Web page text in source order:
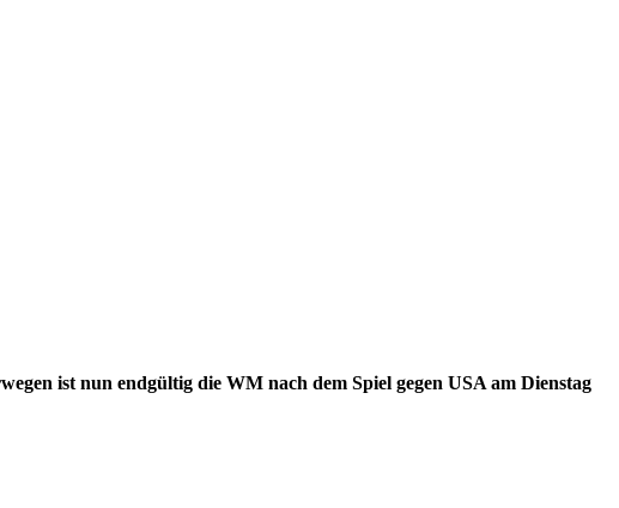
ist nun endgültig die WM nach dem Spiel gegen USA am Dienstag